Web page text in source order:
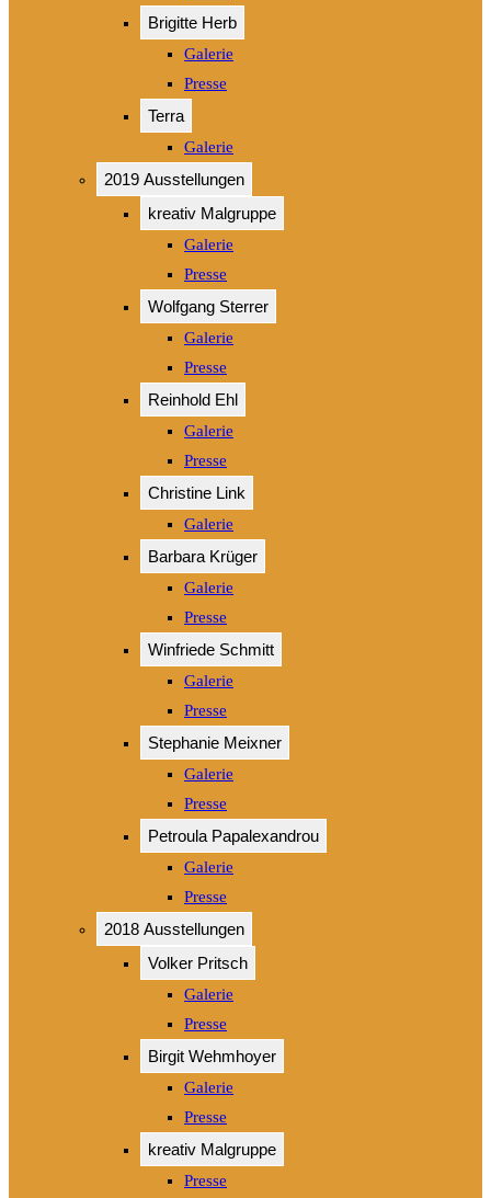
Brigitte Herb
Galerie
Presse
Terra
Galerie
2019 Ausstellungen
kreativ Malgruppe
Galerie
Presse
Wolfgang Sterrer
Galerie
Presse
Reinhold Ehl
Galerie
Presse
Christine Link
Galerie
Barbara Krüger
Galerie
Presse
Winfriede Schmitt
Galerie
Presse
Stephanie Meixner
Galerie
Presse
Petroula Papalexandrou
Galerie
Presse
2018 Ausstellungen
Volker Pritsch
Galerie
Presse
Birgit Wehmhoyer
Galerie
Presse
kreativ Malgruppe
Presse